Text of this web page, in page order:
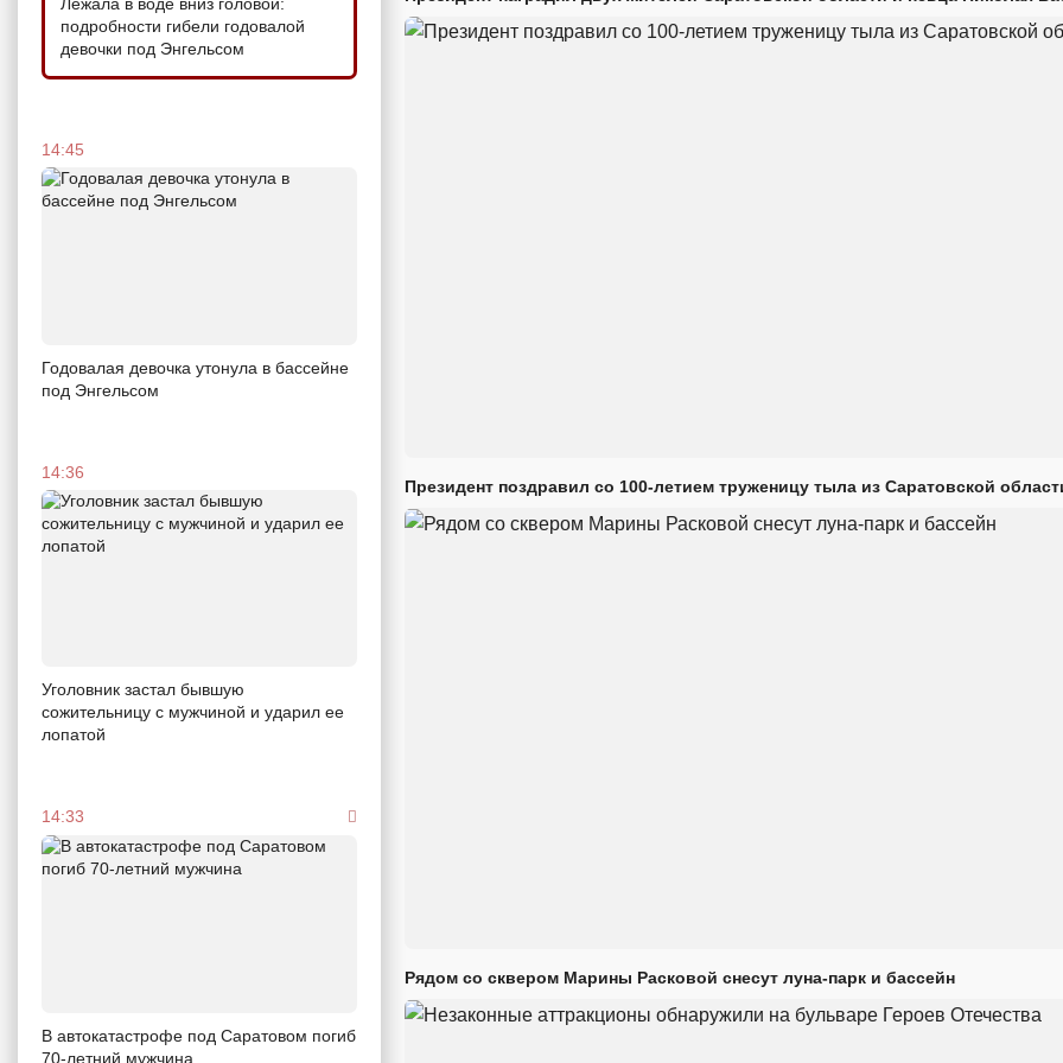
подробности гибели годовалой
девочки под Энгельсом
14:45
Годовалая девочка утонула в бассейне
под Энгельсом
14:36
Уголовник застал бывшую
сожительницу с мужчиной и ударил ее
лопатой
14:33
В автокатастрофе под Саратовом погиб
70-летний мужчина
Президент поздравил со 100-летием труженицу тыла из Саратовской
Рядом со сквером Марины Расковой снесут луна-парк и бассейн